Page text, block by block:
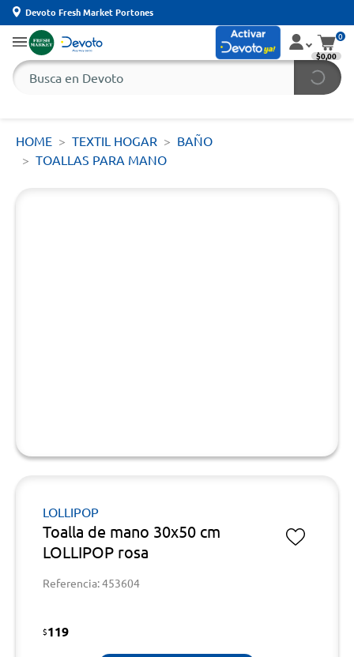
Devoto Fresh Market Portones
0
$0,00
HOME TEXTIL HOGAR
BAÑO
TOALLAS PARA MANO
LOLLIPOP
Toalla de mano 30x50 cm
LOLLIPOP rosa
Referencia: 453604
$119